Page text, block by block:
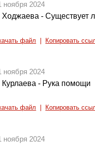
ноября 2024
Ходжаева - Существует
файл Копировать
ноября 2024
Курлаева - Рука помощи
файл Копировать
ноября 2024